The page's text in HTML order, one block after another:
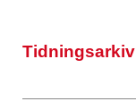
Tidningsarkiv